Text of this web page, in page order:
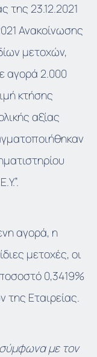
της 23.12.2021
Ανακοίνωσης
μετοχών,
αγορά 2.000
κτήσης
αξίας
αγορά, η
μετοχές, οι
0,3419%
της Εταιρείας.
με τον